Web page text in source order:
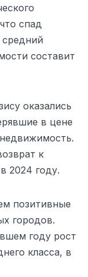
спад
составит
оказались
в цене
к
2024 году.
позитивные
городов.
году рост
класса, в